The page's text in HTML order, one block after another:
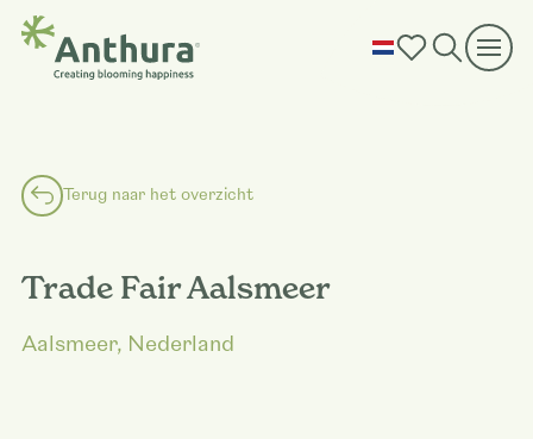
Terug naar het overzicht
Trade Fair Aalsmeer
Aalsmeer, Nederland